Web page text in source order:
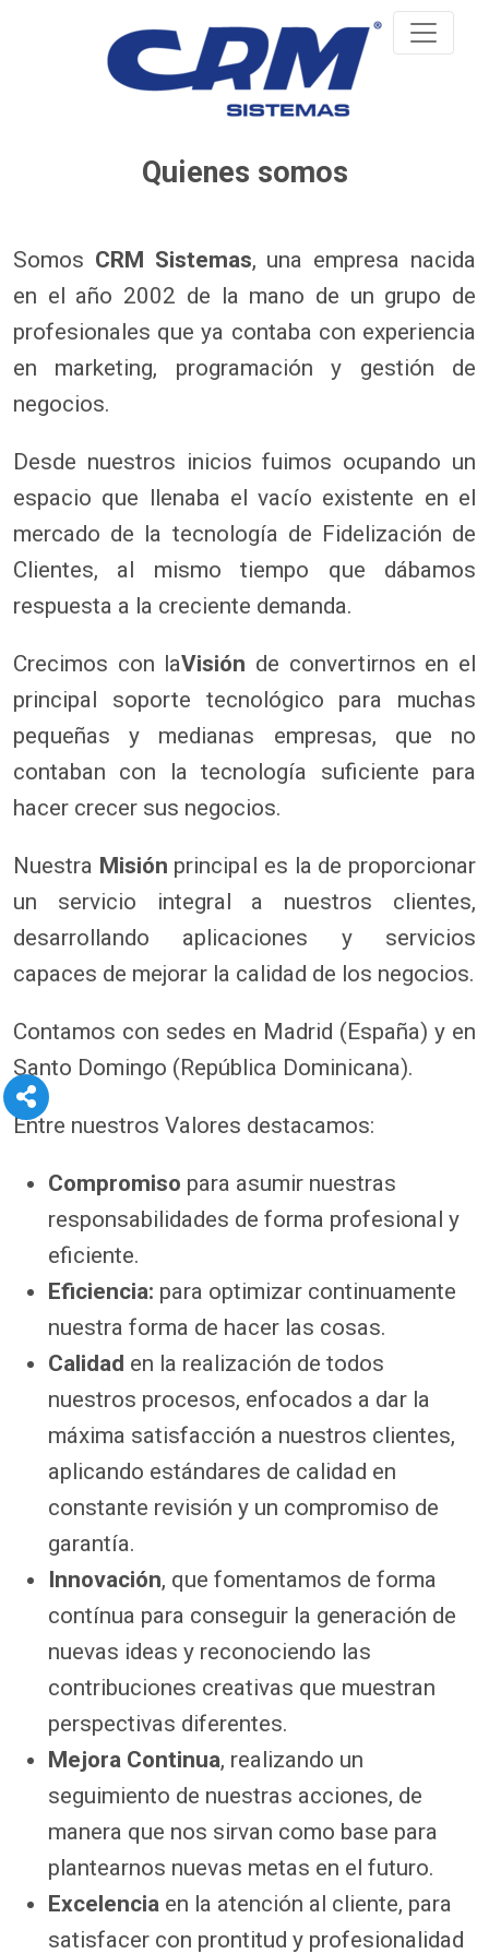
Quienes somos
Somos CRM Sistemas, una empresa nacida
en el año 2002 de la mano de un grupo de
profesionales que ya contaba con experiencia
en marketing, programación y gestión de
negocios.
Desde nuestros inicios fuimos ocupando un
espacio que llenaba el vacío existente en el
mercado de la tecnología de Fidelización de
Clientes, al mismo tiempo que dábamos
respuesta a la creciente demanda.
Crecimos con laVisión de convertirnos en el
principal soporte tecnológico para muchas
pequeñas y medianas empresas, que no
contaban con la tecnología suficiente para
hacer crecer sus negocios.
Nuestra Misión principal es la de proporcionar
un servicio integral a nuestros clientes,
desarrollando aplicaciones y servicios
capaces de mejorar la calidad de los negocios.
Contamos con sedes en Madrid (España) y en
Santo Domingo (República Dominicana).
Entre nuestros Valores destacamos:
Compromiso para asumir nuestras
responsabilidades de forma profesional y
eficiente.
Eficiencia: para optimizar continuamente
nuestra forma de hacer las cosas.
Calidad en la realización de todos
nuestros procesos, enfocados a dar la
máxima satisfacción a nuestros clientes,
aplicando estándares de calidad en
constante revisión y un compromiso de
garantía.
Innovación, que fomentamos de forma
contínua para conseguir la generación de
nuevas ideas y reconociendo las
contribuciones creativas que muestran
perspectivas diferentes.
Mejora Continua, realizando un
seguimiento de nuestras acciones, de
manera que nos sirvan como base para
plantearnos nuevas metas en el futuro.
Excelencia en la atención al cliente, para
satisfacer con prontitud y profesionalidad